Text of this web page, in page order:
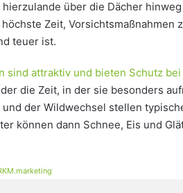
über die Dächer
Zeit, Vorsichtsmaßnahmen
teuer ist.
sind attraktiv und bieten Schutz bei
die Zeit, in der sie besonders
der Wildwechsel stellen
können dann Schnee, Eis und